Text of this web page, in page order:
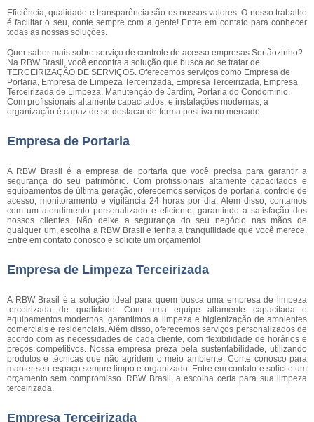
Eficiência, qualidade e transparência são os nossos valores. O nosso trabalho
é facilitar o seu, conte sempre com a gente! Entre em contato para conhecer
todas as nossas soluções.
Quer saber mais sobre serviço de controle de acesso empresas Sertãozinho?
Na RBW Brasil, você encontra a solução que busca ao se tratar de
TERCEIRIZAÇÃO DE SERVIÇOS. Oferecemos serviços como Empresa de
Portaria, Empresa de Limpeza Terceirizada, Empresa Terceirizada, Empresa
Terceirizada de Limpeza, Manutenção de Jardim, Portaria do Condomínio.
Com profissionais altamente capacitados, e instalações modernas, a
organização é capaz de se destacar de forma positiva no mercado.
Empresa de Portaria
A RBW Brasil é a empresa de portaria que você precisa para garantir a
segurança do seu patrimônio. Com profissionais altamente capacitados e
equipamentos de última geração, oferecemos serviços de portaria, controle de
acesso, monitoramento e vigilância 24 horas por dia. Além disso, contamos
com um atendimento personalizado e eficiente, garantindo a satisfação dos
nossos clientes. Não deixe a segurança do seu negócio nas mãos de
qualquer um, escolha a RBW Brasil e tenha a tranquilidade que você merece.
Entre em contato conosco e solicite um orçamento!
Empresa de Limpeza Terceirizada
A RBW Brasil é a solução ideal para quem busca uma empresa de limpeza
terceirizada de qualidade. Com uma equipe altamente capacitada e
equipamentos modernos, garantimos a limpeza e higienização de ambientes
comerciais e residenciais. Além disso, oferecemos serviços personalizados de
acordo com as necessidades de cada cliente, com flexibilidade de horários e
preços competitivos. Nossa empresa preza pela sustentabilidade, utilizando
produtos e técnicas que não agridem o meio ambiente. Conte conosco para
manter seu espaço sempre limpo e organizado. Entre em contato e solicite um
orçamento sem compromisso. RBW Brasil, a escolha certa para sua limpeza
terceirizada.
Empresa Terceirizada